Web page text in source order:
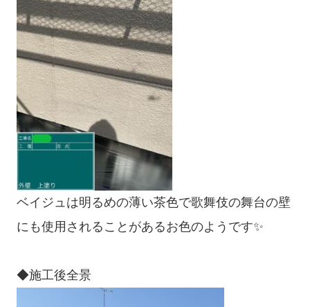
ベイジュは明るめの薄い茶色で歌舞伎の舞台の壁
にも使用されることがあるお色のようです✨
◆施工後全景